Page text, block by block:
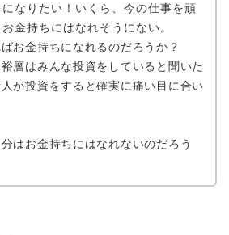
なりたい！いくら、今の仕事を頑
金持ちにはなれそうにない。
お金持ちになれるのだろうか？
層はみんな投資をしていると聞いた
が投資をすると確実に痛い目に合い
はお金持ちにはなれないのだろう